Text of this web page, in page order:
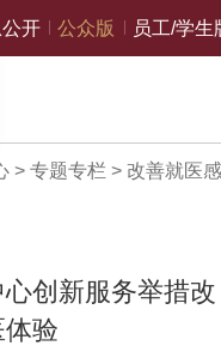
开 公众版 员工/学生
> 专题专栏 > 改善就医
创新服务举措改
验